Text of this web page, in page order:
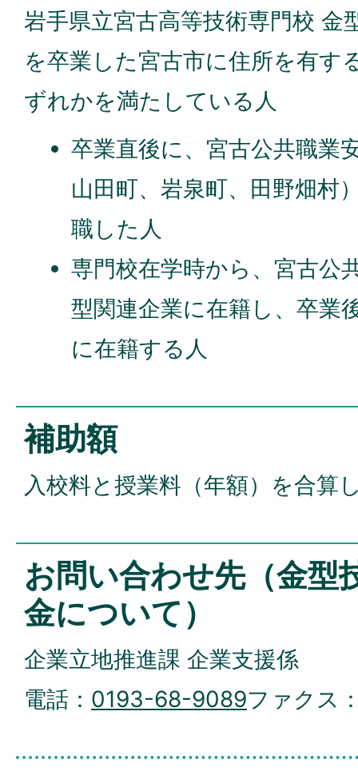
岩手県立宮古高等技術専門校 金
を卒業した宮古市に住所を有す
ずれかを満たしている人
卒業直後に、宮古公共職業
山田町、岩泉町、田野畑村
職した人
専門校在学時から、宮古公
型関連企業に在籍し、卒業
に在籍する人
補助額
入校料と授業料（年額）を合算
お問い合わせ先（金型
金について）
企業立地推進課 企業支援係
電話： 0193-68-9089ファクス